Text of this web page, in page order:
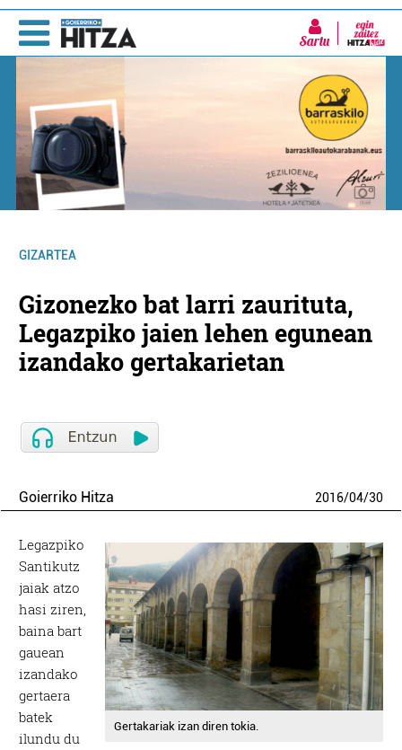
Sartu
GIZARTEA
Gizonezko bat larri zaurituta,
Legazpiko jaien lehen egunean
izandako gertakarietan
Goierriko Hitza 2016/04/30
Gertakariak izan diren tokia.
Legazpiko
Santikutz
jaiak atzo
hasi ziren,
baina bart
gauean
izandako
gertaera
batek
ilundu du